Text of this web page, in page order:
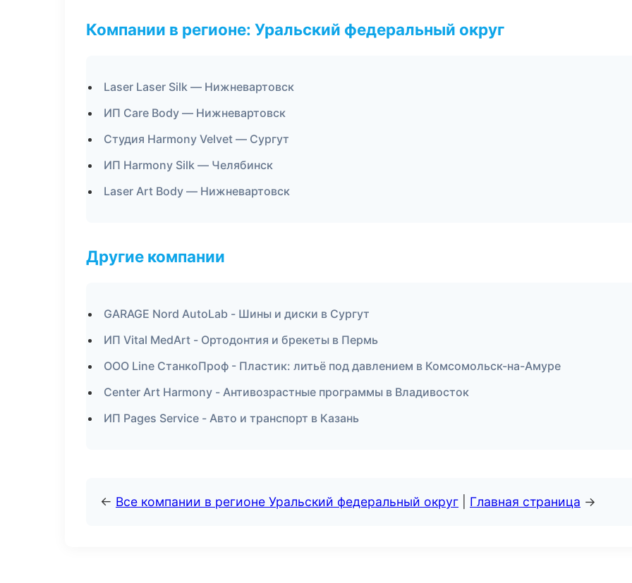
Компании в регионе: Уральский федеральный округ
Laser Laser Silk — Нижневартовск
ИП Care Body — Нижневартовск
Студия Harmony Velvet — Сургут
ИП Harmony Silk — Челябинск
Laser Art Body — Нижневартовск
Другие компании
GARAGE Nord AutoLab - Шины и диски в Сургут
ИП Vital MedArt - Ортодонтия и брекеты в Пермь
ООО Line СтанкоПроф - Пластик: литьё под давлением в Комсомольск-на-Амуре
Center Art Harmony - Антивозрастные программы в Владивосток
ИП Pages Service - Авто и транспорт в Казань
← Все компании в регионе Уральский федеральный округ Главная страница →